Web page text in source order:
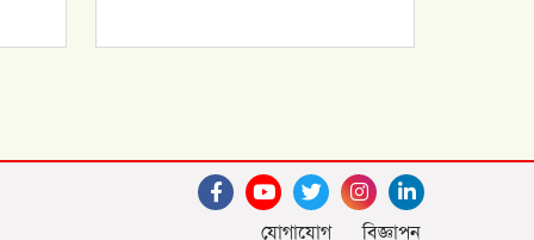
যোগাযোগ বিজ্ঞাপন